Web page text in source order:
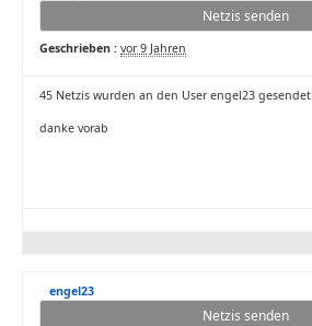
Netzis senden
Geschrieben : vor 9 Jahren
45 Netzis wurden an den User engel23 gesendet
danke vorab
engel23
Netzis senden